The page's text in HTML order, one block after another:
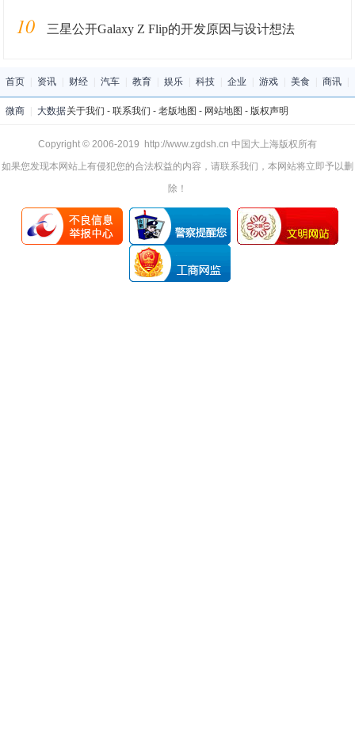
10 三星公开Galaxy Z Flip的开发原因与设计想法
首页 资讯 财经 汽车 教育 娱乐 科技 企业 游戏 美食 商讯
微商 大数据关于我们 - 联系我们 - 老版地图 - 网站地图 - 版权声明
Copyright © 2006-2019 http://www.zgdsh.cn 中国大上海版权所有
如果您发现本网站上有侵犯您的合法权益的内容，请联系我们，本网站将立即予以删
除！